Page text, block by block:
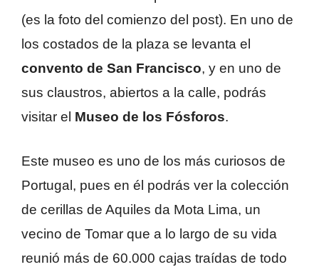
(es la foto del comienzo del post). En uno de
los costados de la plaza se levanta el
convento de San Francisco, y en uno de
sus claustros, abiertos a la calle, podrás
visitar el Museo de los Fósforos.
Este museo es uno de los más curiosos de
Portugal, pues en él podrás ver la colección
de cerillas de Aquiles da Mota Lima, un
vecino de Tomar que a lo largo de su vida
reunió más de 60.000 cajas traídas de todo